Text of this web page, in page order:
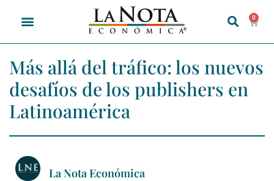
0
Más allá del tráfico: los nuevos
desafíos de los publishers en
Latinoamérica
La Nota Económica